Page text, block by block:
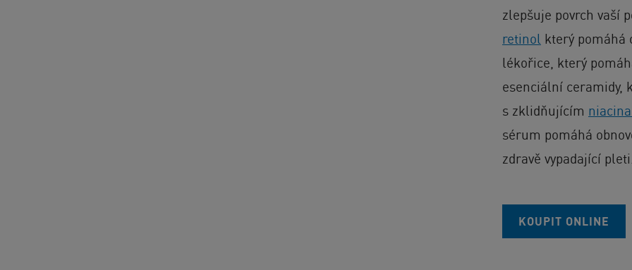
zlepšuje povrch vaší
retinol který pomáhá
lékořice, který
esenciální ceramidy,
s zklidňujícím
sérum pomáhá
zdravě vypadající
KOUPIT ONLINE